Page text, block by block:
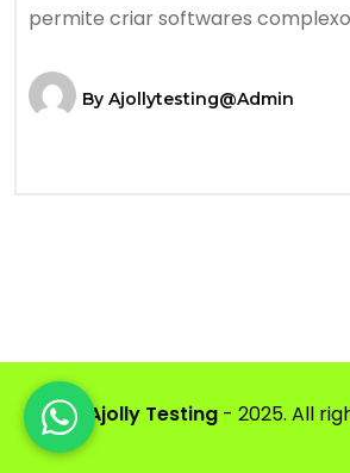
permite criar softwares
By Ajollytesting@admin
© Ajolly Testing - 2025. All